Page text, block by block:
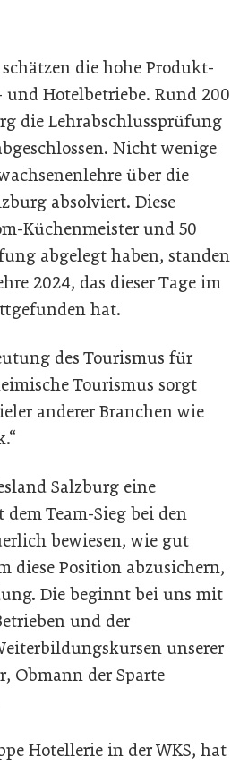
die hohe Produkt-
Hotelbetriebe. Rund 200
die Lehrabschlussprüfung
Nicht wenige
über die
absolviert. Diese
Küchenmeister und 50
abgelegt haben, standen
2024, das dieser Tage im
hat.
des Tourismus für
Tourismus sorgt
anderer Branchen wie
Salzburg eine
Team-Sieg bei den
bewiesen, wie gut
diese Position abzusichern,
Die beginnt bei uns mit
und der
unserer
Obmann der Sparte
Hotellerie in der WKS, hat